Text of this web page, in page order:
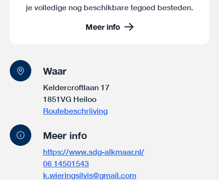
je volledige nog beschikbare tegoed besteden.
Meer info
Waar
Keldercroftlaan 17
1851VG Heiloo
Routebeschrijving
Meer info
https://www.sdg-alkmaar.nl/
06 14501543
k.wieringsilvis@gmail.com